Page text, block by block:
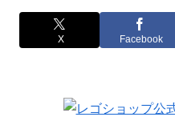
X Facebook